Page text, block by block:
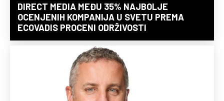
DIRECT MEDIA MEĐU 35% NAJBOLJE
OCENJENIH KOMPANIJA U SVETU PREMA
ECOVADIS PROCENI ODRŽIVOSTI